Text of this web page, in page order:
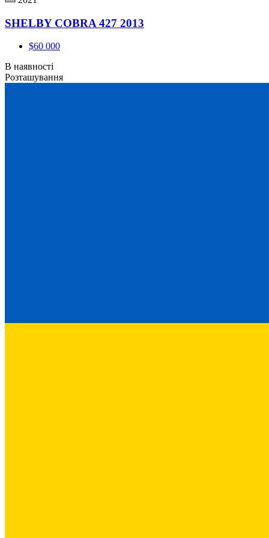
SHELBY COBRA 427 2013
$60 000
В наявності
Розташування